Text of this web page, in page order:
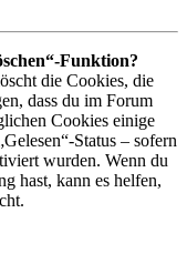
Funktion?
die Cookies, die
dass du im Forum
Cookies einige
Status – sofern
wurden. Wenn du
hast, kann es helfen,